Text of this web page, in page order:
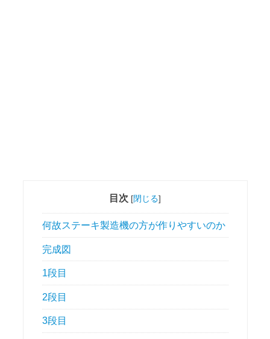
目次 [閉じる]
何故ステーキ製造機の方が作りやすいのか
完成図
1段目
2段目
3段目